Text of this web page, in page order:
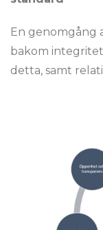
En genomgång
bakom
detta, samt